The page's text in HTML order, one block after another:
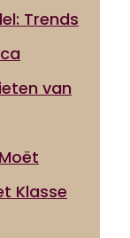
Trends
van
Klasse